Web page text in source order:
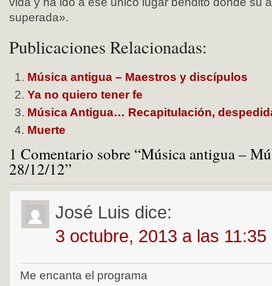
superada».
Publicaciones Relacionadas:
Música antigua – Maestros y discípulos
Ya no quiero tener fe
Música Antigua… Recapitulación,
Muerte
1 Comentario sobre “Música antigua –
28/12/12”
José Luis dice:
3 octubre, 2013 a las 11:35
Me encanta el programa